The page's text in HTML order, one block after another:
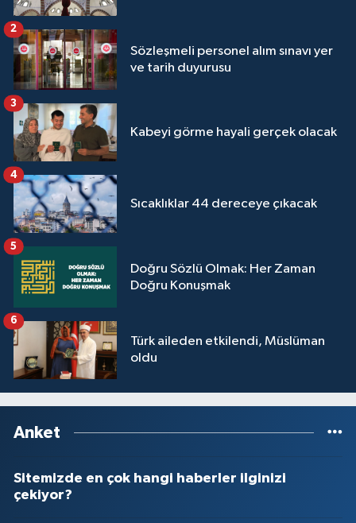
Sözleşmeli personel alım sınavı yer
ve tarih duyurusu
2
Kabeyi görme hayali gerçek olacak
3
Sıcaklıklar 44 dereceye çıkacak
4
Doğru Sözlü Olmak: Her Zaman
Doğru Konuşmak
5
Türk aileden etkilendi, Müslüman
oldu
6
Anket
Sitemizde en çok hangi haberler ilginizi
çekiyor?